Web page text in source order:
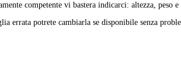
competente vi bastera indicarci: altezza, peso
errata potrete cambiarla se disponibile senza